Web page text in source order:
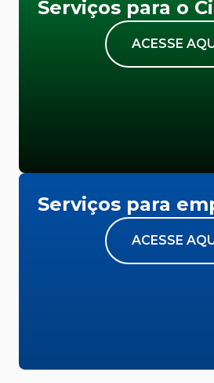
Serviços para o
ACESSE
Serviços para
ACESSE